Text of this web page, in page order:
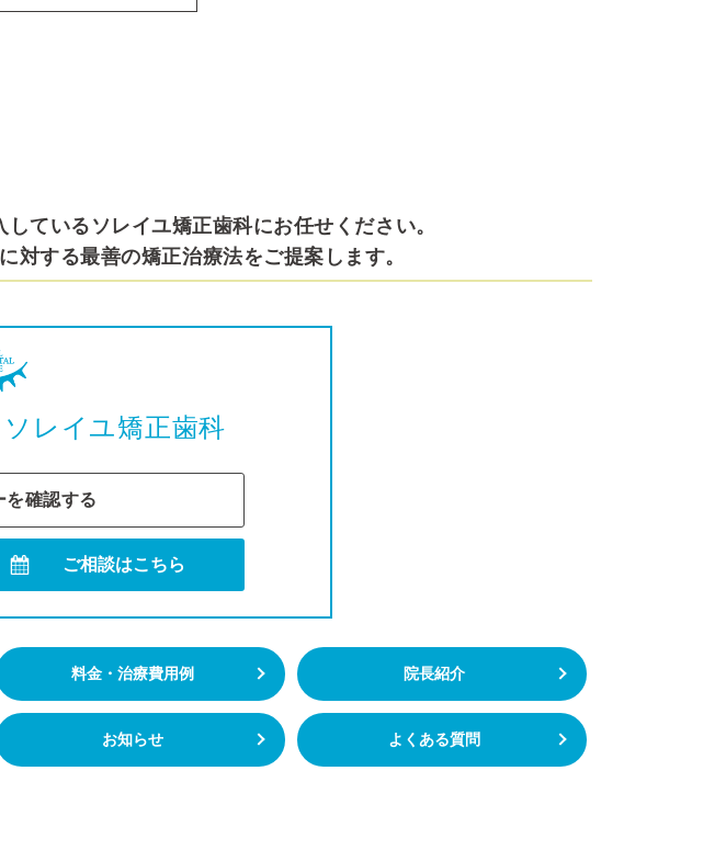
ているソレイユ矯正歯科にお任せください。
対する最善の矯正治療法をご提案します。
ソレイユ矯正歯科
を確認する
ご相談はこちら
料金・治療費用例 院長紹介
お知らせ よくある質問